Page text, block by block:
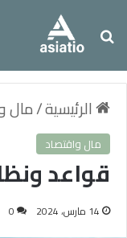
بحث عن
الرئيسية/مال
مال واقتصاد
قواعد
14 مارس، 2024 0